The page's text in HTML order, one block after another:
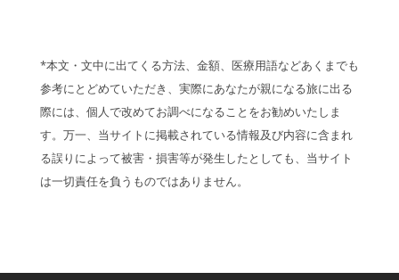
*本文・文中に出てくる方法、金額、医療用語などあくまでも
参考にとどめていただき、実際にあなたが親になる旅に出る
際には、個人で改めてお調べになることをお勧めいたしま
す。万一、当サイトに掲載されている情報及び内容に含まれ
る誤りによって被害・損害等が発生したとしても、当サイト
は一切責任を負うものではありません。